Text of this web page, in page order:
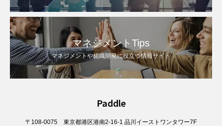
マネジメントTips
マネジメントや組織開発に役立つ情報サイト
Paddle
〒108-0075 東京都港区港南2-16-1 品川イーストワンタワー7F